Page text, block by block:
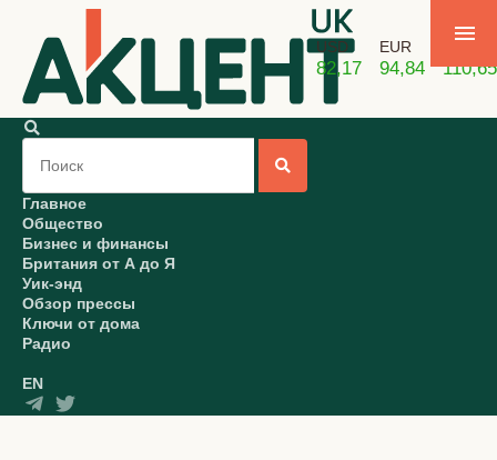
USD
82,17
EUR
94,84 110,65
Главное
Общество
Бизнес и финансы
Британия от А до Я
Уик-энд
Обзор прессы
Ключи от дома
Радио
EN